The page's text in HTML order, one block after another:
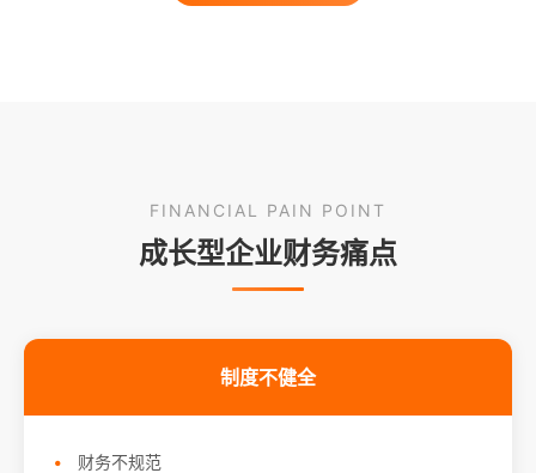
FINANCIAL PAIN POINT
成长型企业财务痛点
制度不健全
财务不规范